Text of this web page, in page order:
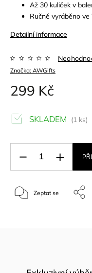
Až 30 kuliček v
Ručně vyráběno
Detailní informace
Značka: AWGifts
299 Kč
SKLADEM (1 ks)
Zeptat se